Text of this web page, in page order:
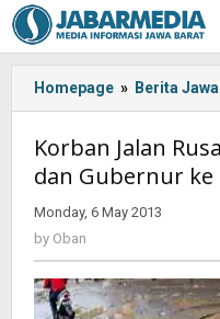
Skip
to
content
Homepage » Berita
Korban Jalan
dan Gubernur ke
Monday, 6 May 2013
by Oban